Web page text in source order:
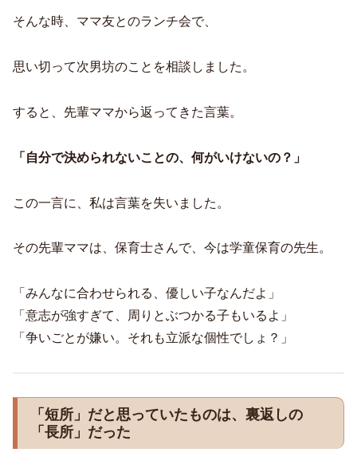
そんな時、ママ友とのランチ会で、
思い切って次男坊のことを相談しました。
すると、先輩ママから返ってきた言葉。
「自分で決められないことの、何がいけないの？」
この一言に、私は言葉を失いました。
その先輩ママは、保育士さんで、今は学童保育の先生。
「みんなに合わせられる、優しい子なんだよ」
「意志が強すぎて、周りとぶつかる子もいるよ」
「争いごとが嫌い。それも立派な個性でしょ？」
「短所」だと思っていたものは、裏返しの
「長所」だった